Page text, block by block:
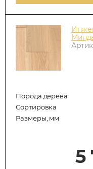
Порода дерева
Сортировка
Размеры, мм
5